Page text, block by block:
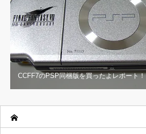
CCFF7のPSP同梱版を買ったよレポート！